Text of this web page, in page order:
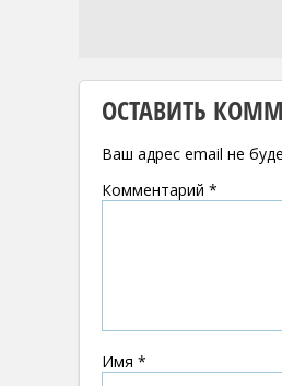
ОСТАВИТЬ
Ваш адрес email не
Комментарий *
Имя *